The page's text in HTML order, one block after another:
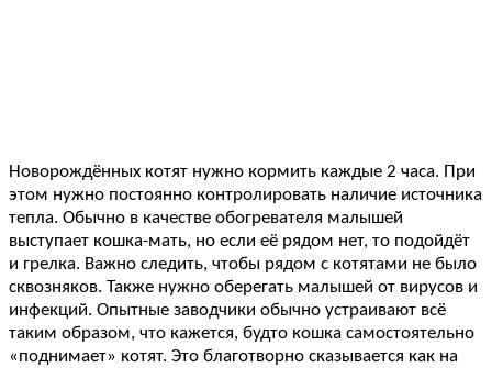
Новорождённых котят нужно кормить каждые 2 часа. При
этом нужно постоянно контролировать наличие источника
тепла. Обычно в качестве обогревателя малышей
выступает кошка-мать, но если её рядом нет, то подойдёт
и грелка. Важно следить, чтобы рядом с котятами не было
сквозняков. Также нужно оберегать малышей от вирусов и
инфекций. Опытные заводчики обычно устраивают всё
таким образом, что кажется, будто кошка самостоятельно
«поднимает» котят. Это благотворно сказывается как на